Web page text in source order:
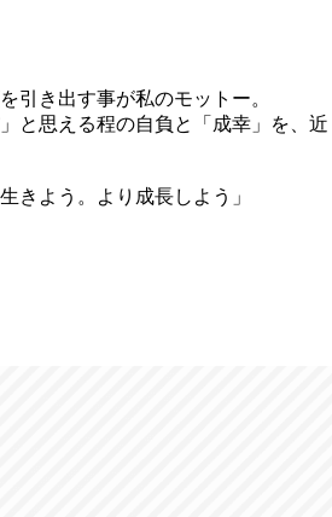
引き出す事が私のモットー。
思える程の自負と「成幸」を、
きよう。より成長しよう」